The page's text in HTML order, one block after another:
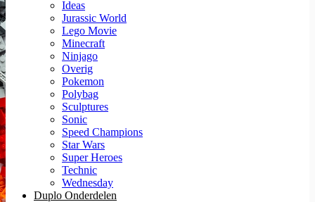
Ideas
Jurassic World
Lego Movie
Minecraft
Ninjago
Overig
Pokemon
Polybag
Sculptures
Sonic
Speed Champions
Star Wars
Super Heroes
Technic
Wednesday
Duplo Onderdelen